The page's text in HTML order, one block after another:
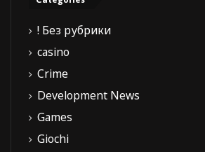
! Без рубрики
casino
Crime
Development News
Games
Giochi